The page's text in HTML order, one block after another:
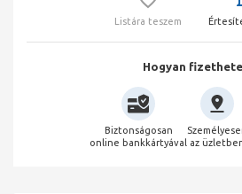
Listára teszem
Hogyan
Biztonságosan
online bankkártyával az